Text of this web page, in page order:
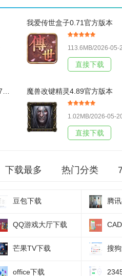
我爱传世盒子0.71官方版本
113.6MB/2026-05-
直接下载
魔兽改键精灵4.89官方版本
1.02MB/2026-05-
直接下载
下载最多 热门分类
豆包下载 腾
QQ游戏大厅下载
芒果TV下载 搜
office下载